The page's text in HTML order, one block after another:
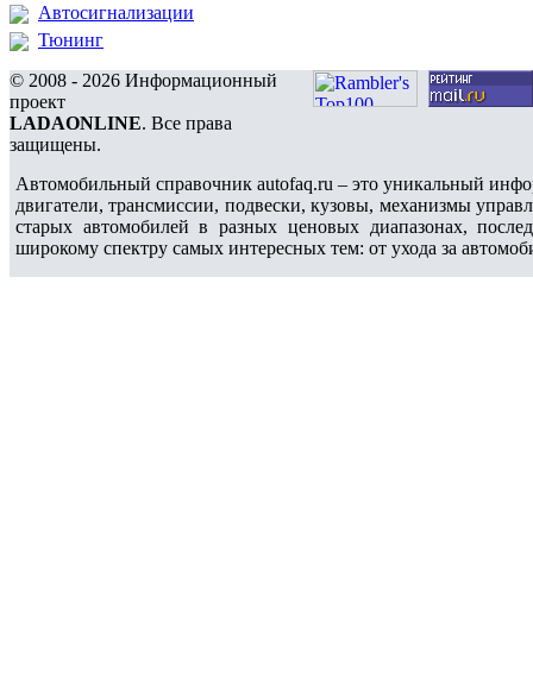
Автосигнализации
Тюнинг
© 2008 - 2026 Информационный
проект
LADAONLINE. Все права
защищены.
Автомобильный справочник autofaq.ru – это уникальный
двигатели, трансмиссии, подвески, кузовы, механизмы
старых автомобилей в разных ценовых диапазонах,
широкому спектру самых интересных тем: от ухода за